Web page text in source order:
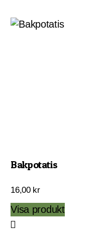
Bakpotatis
16,00 kr
Visa produkt